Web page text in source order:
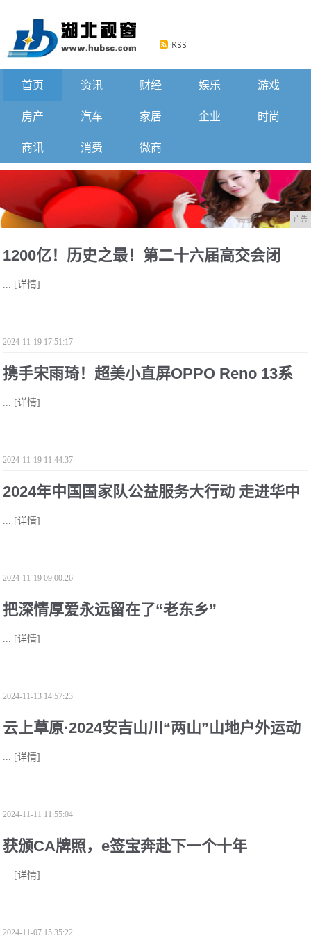
首页 资讯 财经 娱乐 游戏
房产 汽车 家居 企业 时尚
商讯 消费 微商
广告
1200亿！历史之最！第二十六届高交会闭
... [详情]
2024-11-19 17:51:17
携手宋雨琦！超美小直屏OPPO Reno 13系
... [详情]
2024-11-19 11:44:37
2024年中国国家队公益服务大行动 走进华中
... [详情]
2024-11-19 09:00:26
把深情厚爱永远留在了“老东乡”
... [详情]
2024-11-13 14:57:23
云上草原·2024安吉山川“两山”山地户外运动
... [详情]
2024-11-11 11:55:04
获颁CA牌照，e签宝奔赴下一个十年
... [详情]
2024-11-07 15:35:22